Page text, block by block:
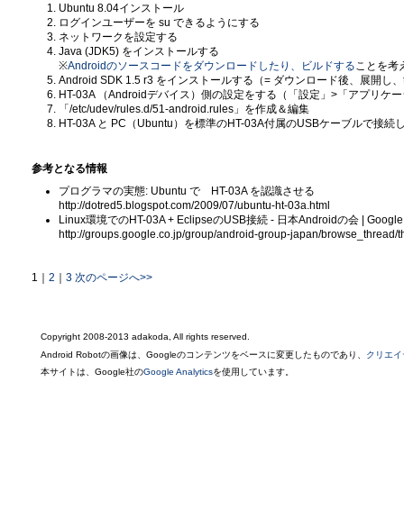
Ubuntu 8.04インストール
ログインユーザーを su できるようにする
ネットワークを設定する
Java (JDK5) をインストールする
※Androidのソースコードをダウンロードしたり、ビルドすることを考
Android SDK 1.5 r3 をインストールする（= ダウンロード後、展開し
HT-03A （Androidデバイス）側の設定をする（「設定」>「アプリケ
「/etc/udev/rules.d/51-android.rules」を作成＆編集
HT-03A と PC（Ubuntu）を標準のHT-03A付属のUSBケーブルで接続
参考となる情報
プログラマの実態: Ubuntu で HT-03A を認識させる
http://dotred5.blogspot.com/2009/07/ubuntu-ht-03a.html
Linux環境でのHT-03A + EclipseのUSB接続 - 日本Androidの会 |
http://groups.google.co.jp/group/android-group-japan/
1 2 3 次のページへ>>
Copyright 2008-2013 adakoda, All rights reserved.
Android Robotの画像は、Googleのコンテンツをベースに変更したものであり、 クリエ
本サイトは、Google社のGoogle Analyticsを使用しています。